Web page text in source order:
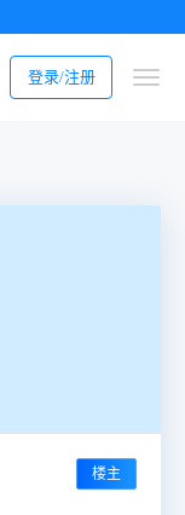
登录/注册
楼主